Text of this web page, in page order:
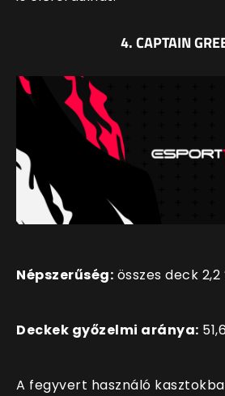
4. CAPTAIN
Népszerűség: összes deck
Deckek győzelmi aránya:
A fegyvert használó